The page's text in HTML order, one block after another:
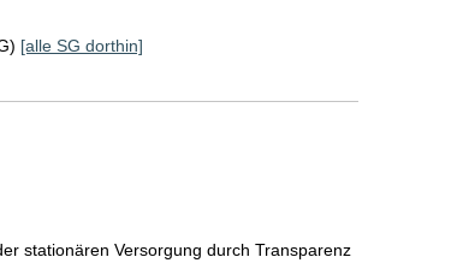
[alle SG dorthin]
stationären Versorgung durch Transparenz